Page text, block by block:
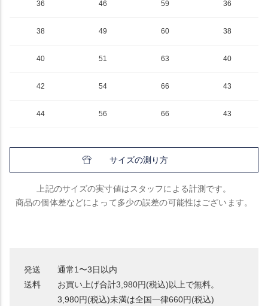
36 46 59 36
38 49 60 38
40 51 63 40
42 54 66 43
44 56 66 43
サイズの測り方
上記のサイズの実寸値はスタッフによる計測です。
商品の個体差などによって多少の誤差の可能性はございます。
発送
通常1〜3日以内
送料
お買い上げ合計3,980円(税込)以上で無料。
3,980円(税込)未満は全国一律660円(税込)